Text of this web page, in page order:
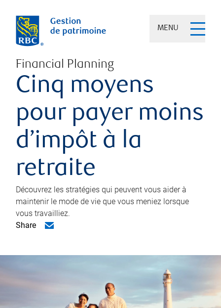
MENU
Financial Planning
Cinq moyens
pour payer moins
d’impôt à la
retraite
Découvrez les stratégies qui peuvent vous aider à
maintenir le mode de vie que vous meniez lorsque
vous travailliez.
Share